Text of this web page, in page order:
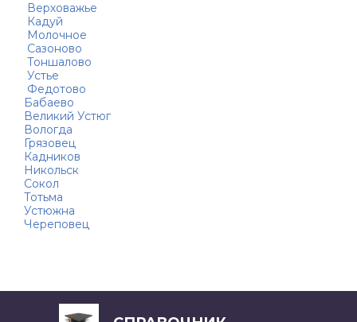
Верховажье
Кадуй
Молочное
Сазоново
Тоншалово
Устье
Федотово
Бабаево
Великий Устюг
Вологда
Грязовец
Кадников
Никольск
Сокол
Тотьма
Устюжна
Череповец